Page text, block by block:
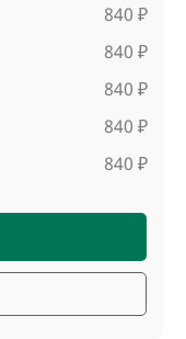
840 ₽
840 ₽
840 ₽
840 ₽
840 ₽